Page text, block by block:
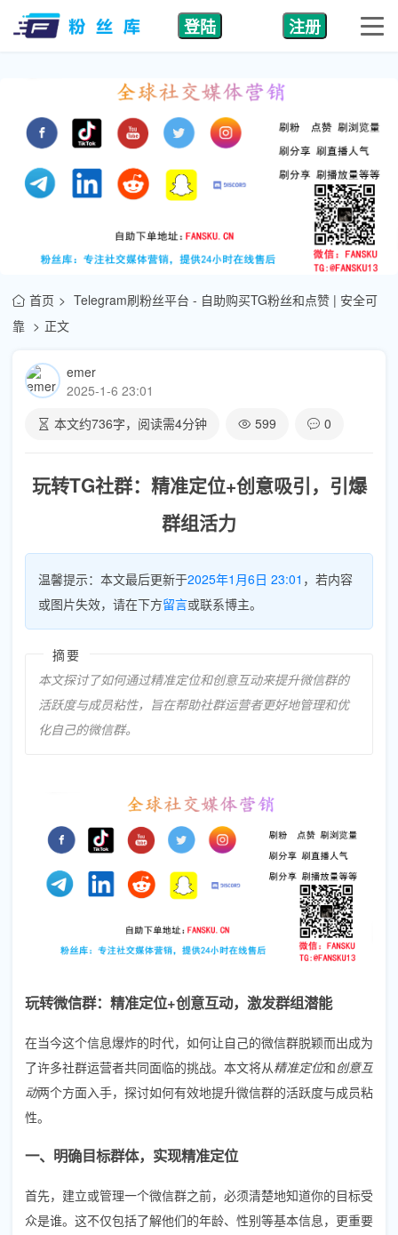
登陆 注册
首页
Telegram刷粉丝平台 - 自助购买TG粉丝和点赞 | 安全可
靠
正文
emer
2025-1-6 23:01
本文约736字，阅读需4分钟 599 0
玩转TG社群：精准定位+创意吸引，引爆
群组活力
温馨提示：本文最后更新于2025年1月6日 23:01 ，若内容
或图片失效，请在下方留言或联系博主。
摘要
本文探讨了如何通过精准定位和创意互动来提升微信群的
活跃度与成员粘性，旨在帮助社群运营者更好地管理和优
化自己的微信群。
玩转微信群：精准定位+创意互动，激发群组潜能
在当今这个信息爆炸的时代，如何让自己的微信群脱颖而出成为
了许多社群运营者共同面临的挑战。本文将从精准定位和创意互
动两个方面入手，探讨如何有效地提升微信群的活跃度与成员粘
性。
一、明确目标群体，实现精准定位
首先，建立或管理一个微信群之前，必须清楚地知道你的目标受
众是谁。这不仅包括了解他们的年龄、性别等基本信息，更重要